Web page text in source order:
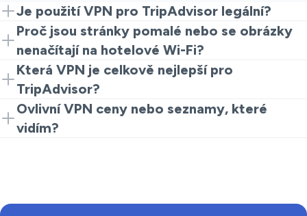
Ano. Nainstalujte VeePN, připojte se k vybranému
serveru a otevřete web TripAdvisor. To je vše, co
potřebujete k získání soukromé a stabilní trasy pro vaše
prohlížení.
Je použití VPN pro TripAdvisor legální?
Ve většině míst je legální. Ale je lepší zkontrolovat
místní zákony a dodržovat podmínky platformy, aby se
předešlo problémům.
Proč jsou stránky pomalé nebo se obrázky
nenačítají na hotelové Wi-Fi?
Sdílené sítě mohou škrtit nebo špatně směrovat
provoz. Zkuste bližší server, změňte protokol VPN
nebo znovu připojte aplikaci. TripAdvisor VPN často
řeší trhané pohyby tím, že vám poskytne čistší cestu.
Která VPN je celkově nejlepší pro
TripAdvisor?
Hledejte mnoho serverů, rychlé protokoly a jasnou
politiku nulových záznamů. VeePN splňuje tyto kritéria
Ovlivní VPN ceny nebo seznamy, které
vidím?